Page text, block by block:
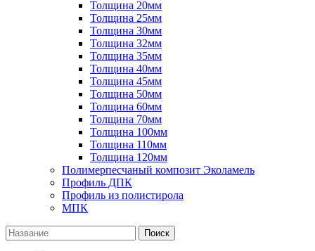
Толщина 20мм
Толщина 25мм
Толщина 30мм
Толщина 32мм
Толщина 35мм
Толщина 40мм
Толщина 45мм
Толщина 50мм
Толщина 60мм
Толщина 70мм
Толщина 100мм
Толщина 110мм
Толщина 120мм
Полимерпесчаный композит Эколамель
Профиль ДПК
Профиль из полистирола
МПК
Поиск